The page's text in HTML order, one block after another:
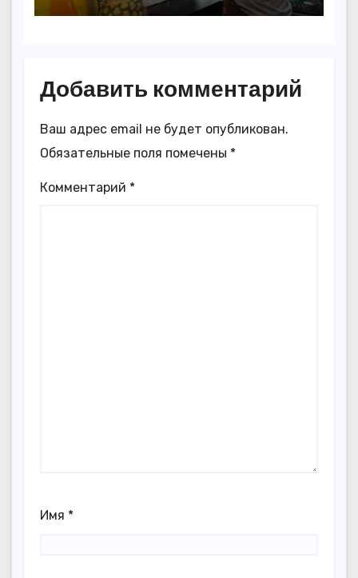
Добавить комментарий
Ваш адрес email не будет опубликован.
Обязательные поля помечены *
Комментарий *
Имя *